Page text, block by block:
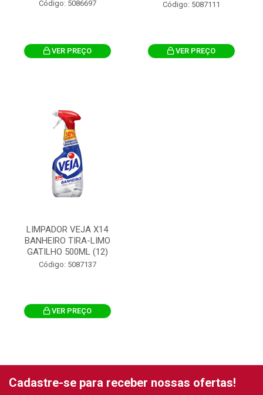
Código: 5086697
VER PREÇO
Código: 5087111
VER PREÇO
LIMPADOR VEJA X14
BANHEIRO TIRA-LIMO
GATILHO 500ML (12)
Código: 5087137
VER PREÇO
Cadastre-se para receber nossas ofertas!